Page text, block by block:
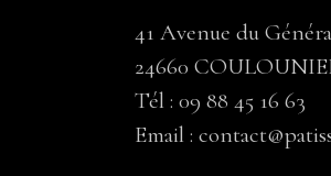
41 Avenue du
24660
Tél : 09 88 45 16 63
Email :